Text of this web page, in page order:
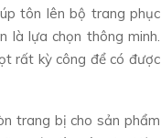
tôn lên bộ trang phục
lựa chọn thông minh.
rất kỳ công để có được
trang bị cho sản phẩm